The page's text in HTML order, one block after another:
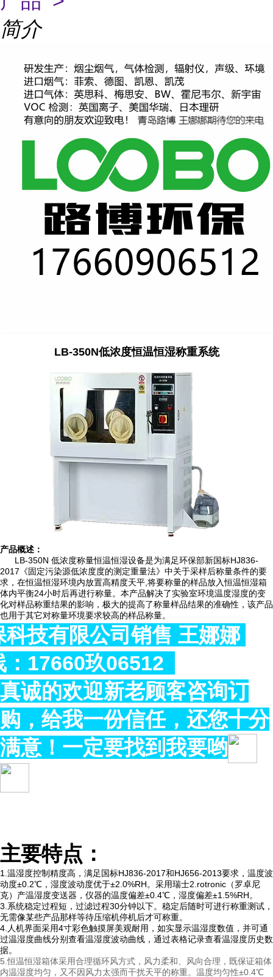
简介
LB-350N低浓度恒温恒湿称重系统
产品概述：
LB-350N 低浓度称量恒温恒湿设备是为满足环保部新国标HJ836-
2017《固定污染源低浓度度的测定重量法》中关于采样后称量条件的要
求，在恒温恒湿环境内放置高精度天平,将要称量的样品放入恒温恒湿箱
体内平衡24小时后再进行称量。本产品解决了实验室环境温度湿度的变
化对样品称重结果的影响，极大的提高了称量样品结果的准确性，该产品
也用于其它对称量环境要求较高的样品称量。
技有限公司销售 王娜娜
17660玖06512
真诚的欢迎新老顾客咨询订
购，给我一份信任，还您十分
满意！一定要找到我要哟
主要特点：
1.温湿度控制精度高，满足国标HJ836-2017和HJ656-2013要求，温度波
动度±0.2℃，湿度波动度优于±2.0%RH。采用瑞士2.rotronic（罗卓尼
克）产温湿度变送器，仪器的温度偏差±0.4℃，湿度偏差±1.5%RH。
3.系统稳定过程短，过滤过程30分钟以下。稳定后随时可进行称重测试，
无需像某些产品那样等待压缩机停机后才可称重。
4.人机界面采用4寸彩色触摸屏美观耐用，如实显示温湿度数值，并可通
过温湿度曲线分别查看温湿度波动曲线，通过表格记录查看温湿度历史数
据。
5.恒温恒湿箱体采用合理循环风方式，风力柔和、风向合理，既保证箱体
内温湿度均匀，又不因风力太强而干扰天平的称重。温度均匀性±0.4℃